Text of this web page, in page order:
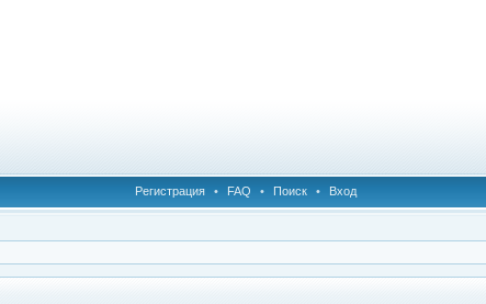
Регистрация • FAQ • Поиск • Вход